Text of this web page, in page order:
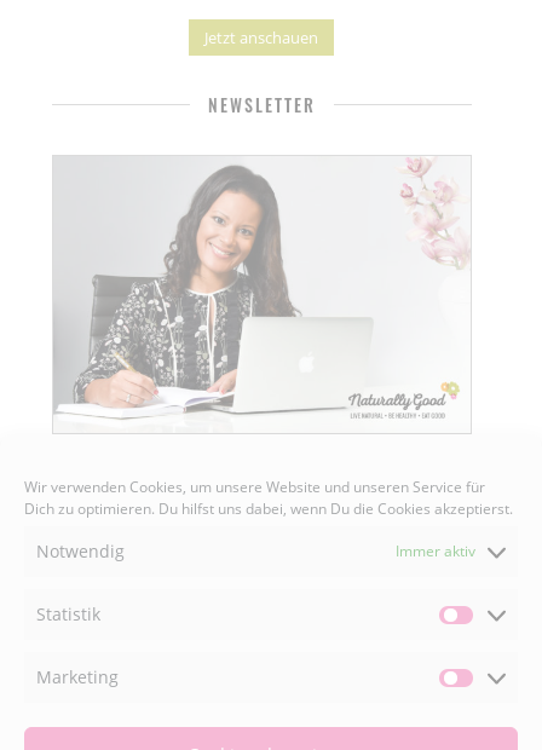
Wir verwenden Cookies, um unsere Website und unseren Service für
Dich zu optimieren. Du hilfst uns dabei, wenn Du die Cookies akzeptierst.
Notwendig Immer aktiv
Statistik
Marketing
Jetzt anschauen
NEWSLETTER
 FACEBOOK